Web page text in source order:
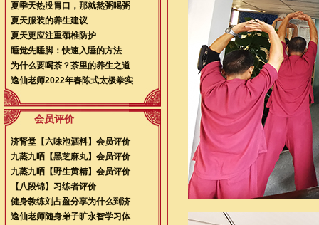
夏季天热没胃口，那就熬粥喝粥
夏天服装的养生建议
夏天更应注重颈椎防护
睡觉先睡脚：快速入睡的方法
为什么要喝茶？茶里的养生之道
逸仙老师2022年春陈式太极拳实
会员评价
济肾堂【六味泡酒料】会员评价
九蒸九晒【黑芝麻丸】会员评价
九蒸九晒【野生黄精】会员评价
【八段锦】习练者评价
健身教练刘占盈分享为什么到济
逸仙老师随身弟子旷永智学习体